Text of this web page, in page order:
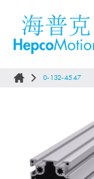
0-132-4547